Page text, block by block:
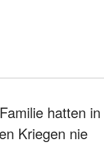
hatten in
Kriegen nie